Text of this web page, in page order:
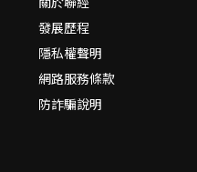
發展歷程
隱私權聲明
網路服務條款
防詐騙說明